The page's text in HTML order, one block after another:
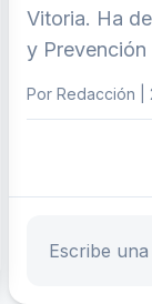
Vitoria. Ha
y Prevención
Por Redacción |
Escribe tu